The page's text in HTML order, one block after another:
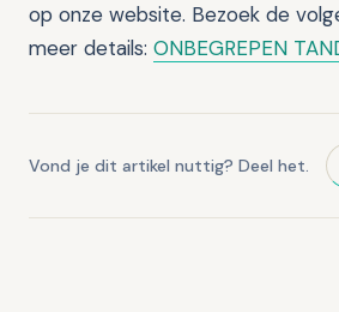
op onze website. Bezoek de
meer details: ONBEGREPEN
Vond je dit artikel nuttig? Deel het.